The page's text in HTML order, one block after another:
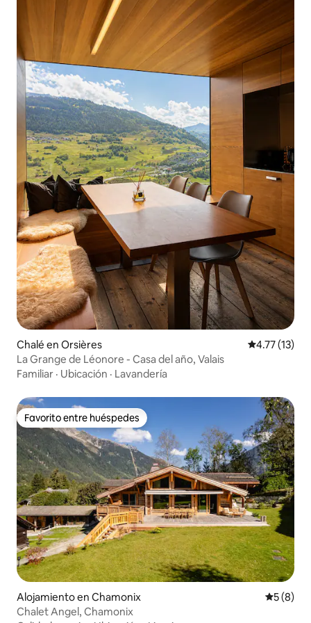
Chalé en Orsières Calificación
4.77 (13)
La Grange de Léonore - Casa del año, Valais
Familiar · Ubicación · Lavandería
Favorito entre huéspedes
Favorito entre huéspedes
Alojamiento en Chamonix
5 (8)
Chalet Angel, Chamonix